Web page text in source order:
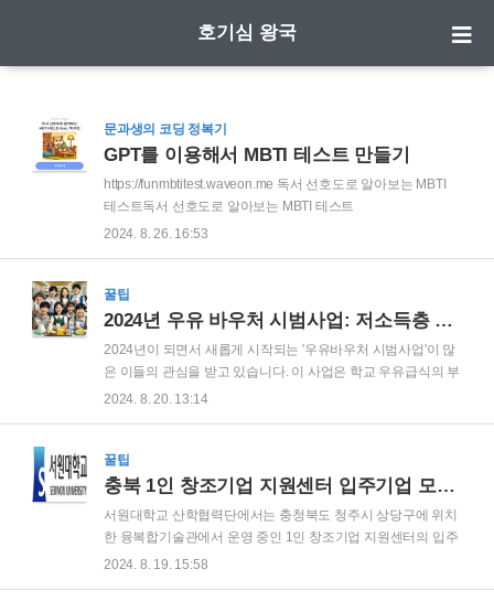
호기심 왕국
문과생의 코딩 정복기
GPT를 이용해서 MBTI 테스트 만들기
https://funmbtitest.waveon.me 독서 선호도로 알아보는 MBTI
테스트독서 선호도로 알아보는 MBTI 테스트
funmbtitest.waveon.me필자는 예전부터 MBTI 테스트를 만들어
트를 만든다고 될 문제가 아니다. 왜냐하면, 선택을 했을때 결과
값이 다르게 설정해야 하는데, 그냥 웹사이트 링크로는 안되는
다. 근데 문제는 너무 비싸다는
점 https://www.typeform.com/explore/?
utm_campaign=oFhSst2e&utm_source=typeform.com-
172287..
2024. 8. 26. 16:53
꿀팁
2024년 우유 바우처 시범사업: 저소득층 아동을 위한 따뜻한 지원
2024년이 되면서 새롭게 시작되는 '우유바우처 시범사업'이 많
은 이들의 관심을 받고 있습니다. 이 사업은 학교 우유급식의 부
담을 줄이고, 우유 소비를 촉진하여 우리 농가를 지원하는 새로
과 목적기존의 학교 우유급식 프로그램이 가지고 있는 행정
적 복잡성을 해소하고, 저소득층 아동 및 청소년에게 더 나은 영
니다. 이 사업의 핵심은 행정 작업의 감소뿐만 아니라, 낙인 효
과를 줄이고 선택의 폭을 넓혀 아이들이 필요에 따라 우유 또
는 다양한 유제품을 선택할 수 있도록 하는 것입니다.우유바우
처 프로그램 대상 및 사용 범위 대상 확인: 우..
2024. 8. 20. 13:14
꿀팁
충북 1인 창조기업 지원센터 입주기업 모집 안내
서원대학교 산학협력단에서는 충청북도 청주시 상당구에 위치
한 융복합기술관에서 운영 중인 1인 창조기업 지원센터의 입주
기업을 모집합니다. 이번 모집은 2024년 8월 12일부터 연말인
2024. 8. 19. 15:58